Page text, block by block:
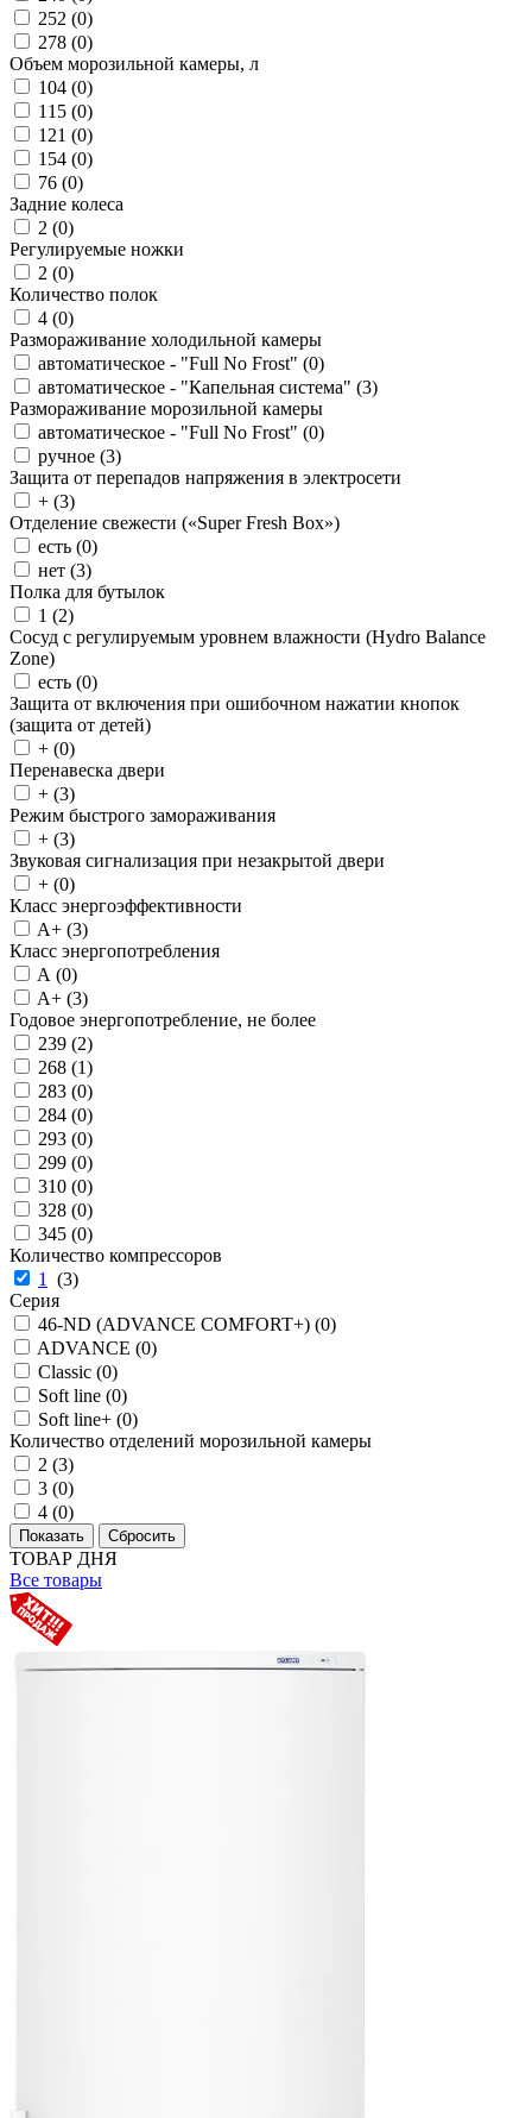
252 (0)
278 (0)
Объем морозильной камеры, л
104 (0)
115 (0)
121 (0)
154 (0)
76 (0)
Задние колеса
2 (0)
Регулируемые ножки
2 (0)
Количество полок
4 (0)
Размораживание холодильной камеры
автоматическое - "Full No Frost" (0)
автоматическое - "Капельная система" (3)
Размораживание морозильной камеры
автоматическое - "Full No Frost" (0)
ручное (3)
Защита от перепадов напряжения в электросети
+ (3)
Отделение свежести («Super Fresh Box»)
есть (0)
нет (3)
Полка для бутылок
1 (2)
Сосуд с регулируемым уровнем влажности (Hydro Balance
Zone)
есть (0)
Защита от включения при ошибочном нажатии кнопок
(защита от детей)
+ (0)
Перенавеска двери
+ (3)
Режим быстрого замораживания
+ (3)
Звуковая сигнализация при незакрытой двери
+ (0)
Класс энергоэффективности
A+ (3)
Класс энергопотребления
A (0)
A+ (3)
Годовое энергопотребление, не более
239 (2)
268 (1)
283 (0)
284 (0)
293 (0)
299 (0)
310 (0)
328 (0)
345 (0)
Количество компрессоров
1
(3)
Серия
46-ND (ADVANCE COMFORT+) (0)
ADVANCE (0)
Classic (0)
Soft line (0)
Soft line+ (0)
Количество отделений морозильной камеры
2 (3)
3 (0)
4 (0)
ТОВАР ДНЯ
Все товары